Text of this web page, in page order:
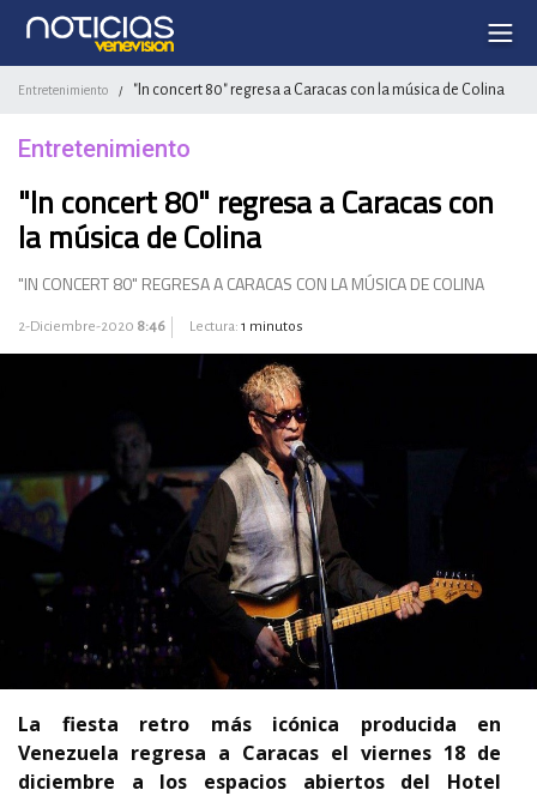
Entretenimiento / "In concert 80" regresa a Caracas con la música de Colina
Entretenimiento
"In concert 80" regresa a Caracas con
la música de Colina
"IN CONCERT 80" REGRESA A CARACAS CON LA MÚSICA DE COLINA
2-Diciembre-2020 8:46 Lectura: 1 minutos
La fiesta retro más icónica producida en
Venezuela regresa a Caracas el viernes 18 de
diciembre a los espacios abiertos del Hotel